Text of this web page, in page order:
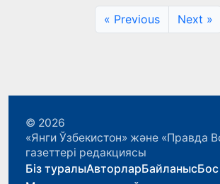
« Previous Next »
© 2026
«Янги Ўзбекистон» және «Правда
газеттері редакциясы
Біз туралыАвторларБайланыс